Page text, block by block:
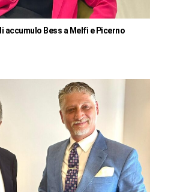
accumulo Bess a Melfi e Picerno